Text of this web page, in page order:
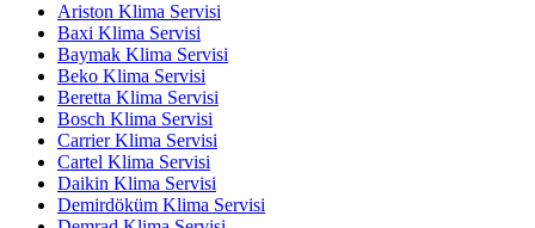
Ariston Klima Servisi
Baxi Klima Servisi
Baymak Klima Servisi
Beko Klima Servisi
Beretta Klima Servisi
Bosch Klima Servisi
Carrier Klima Servisi
Cartel Klima Servisi
Daikin Klima Servisi
Demirdöküm Klima Servisi